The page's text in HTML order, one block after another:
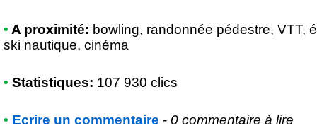
• A proximité: bowling, randonnée pédestre, VTT,
ski nautique, cinéma
• Statistiques: 107 930 clics
• Ecrire un commentaire - 0 commentaire à lire